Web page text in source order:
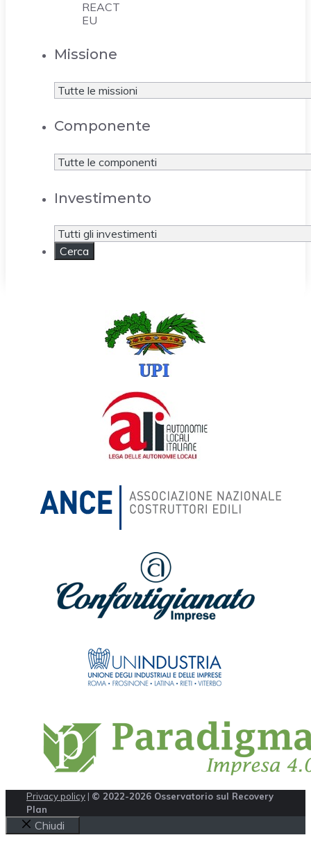
REACT
EU
Missione
Componente
Investimento
Privacy policy | © 2022-2026 Osservatorio sul Recovery
Plan
Chiudi